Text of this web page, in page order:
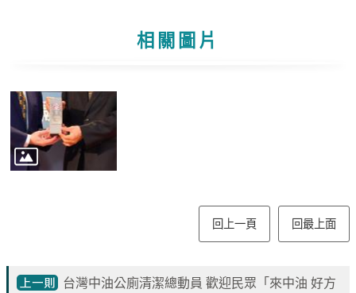
消
息
互
動
首
相關圖片
回上一頁 回最上面
台灣中油公廁清潔總動員 歡迎民眾「來中油 好方